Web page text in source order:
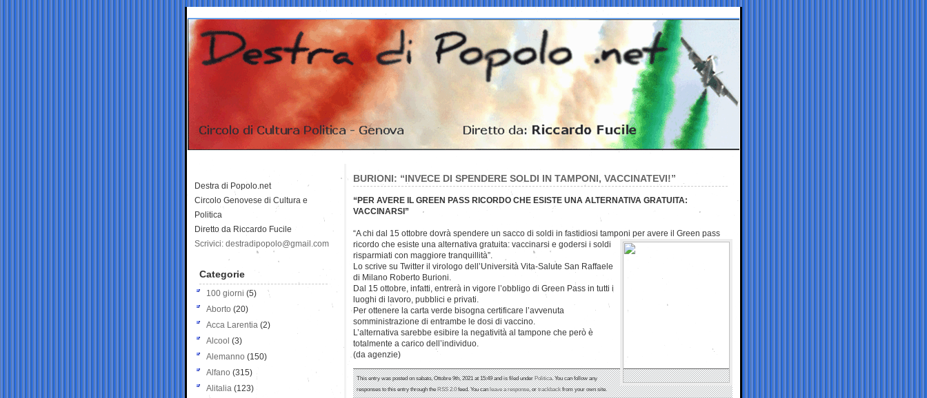
BURIONI: “INVECE DI SPENDERE SOLDI IN TAMPONI, VACCINATEVI!”
“PER AVERE IL GREEN PASS RICORDO CHE ESISTE UNA ALTERNATIVA GRATUITA:
VACCINARSI”
“A chi dal 15 ottobre dovrà spendere un sacco di soldi in fastidiosi tamponi per avere il Green pass
ricordo che esiste una alternativa gratuita: vaccinarsi e godersi i soldi
risparmiati con maggiore tranquillità”.
Lo scrive su Twitter il virologo dell’Università Vita-Salute San Raffaele
di Milano Roberto Burioni.
Dal 15 ottobre, infatti, entrerà in vigore l’obbligo di Green Pass in tutti i
luoghi di lavoro, pubblici e privati.
Per ottenere la carta verde bisogna certificare l’avvenuta
somministrazione di entrambe le dosi di vaccino.
L’alternativa sarebbe esibire la negatività al tampone che però è
totalmente a carico dell’individuo.
(da agenzie)
This entry was posted on sabato, Ottobre 9th, 2021 at 15:49 and is filed underPolitica. You can follow any
responses to this entry through theRSS 2.0feed. You canleave a response, ortrackbackfrom your own site.
Destra di Popolo.net
Circolo Genovese di Cultura e
Politica
Diretto da Riccardo Fucile
Scrivici: destradipopolo@gmail.com
Categorie
100 giorni (5)
Aborto (20)
Acca Larentia (2)
Alcool (3)
Alemanno (150)
Alfano (315)
Alitalia (123)